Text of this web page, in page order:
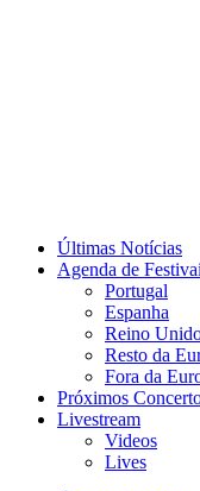
Últimas Notícias
Agenda de
Portugal
Espanha
Reino
Resto da
Fora da
Próximos
Livestream
Videos
Lives